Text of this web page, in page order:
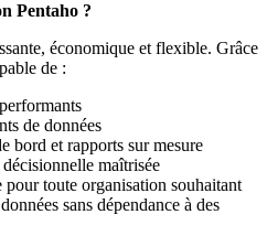
Pentaho ?
économique et flexible. Grâce
de :
de données
bord et rapports sur mesure
maîtrisée
toute organisation souhaitant
sans dépendance à des